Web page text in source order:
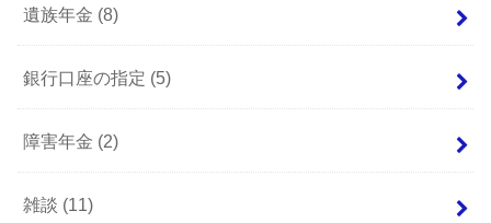
遺族年金 (8)
銀行口座の指定 (5)
障害年金 (2)
雑談 (11)